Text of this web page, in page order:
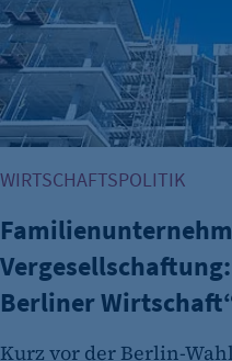
WIRTSCHAFTSPOLITIK
Berliner
Kurz vor der Berlin-